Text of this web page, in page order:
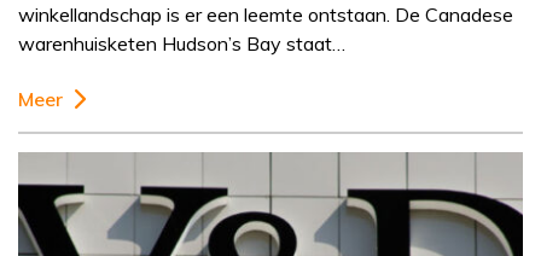
winkellandschap is er een leemte ontstaan. De Canadese
warenhuisketen Hudson’s Bay staat…
Meer